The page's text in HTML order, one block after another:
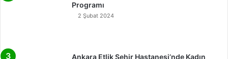
Programı
2 Şubat 2024
Ankara Etlik Şehir Hastanesi’nde Kadın